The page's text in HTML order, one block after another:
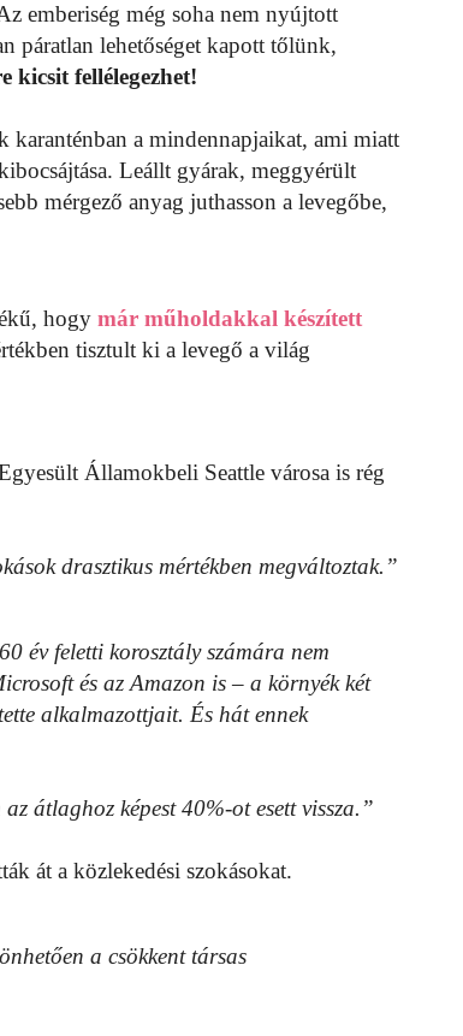
emberiség még soha nem nyújtott
páratlan lehetőséget kapott tőlünk,
kicsit fellélegezhet!
a mindennapjaikat, ami miatt
Leállt gyárak, meggyérült
mérgező anyag juthasson a levegőbe,
hogy már műholdakkal készített
tisztult ki a levegő a világ
Államokbeli Seattle városa is rég
drasztikus mértékben megváltoztak.”
év feletti korosztály számára nem
és az Amazon is – a környék két
alkalmazottjait. És hát ennek
átlaghoz képest 40%-ot esett vissza.”
át a közlekedési szokásokat.
a csökkent társas